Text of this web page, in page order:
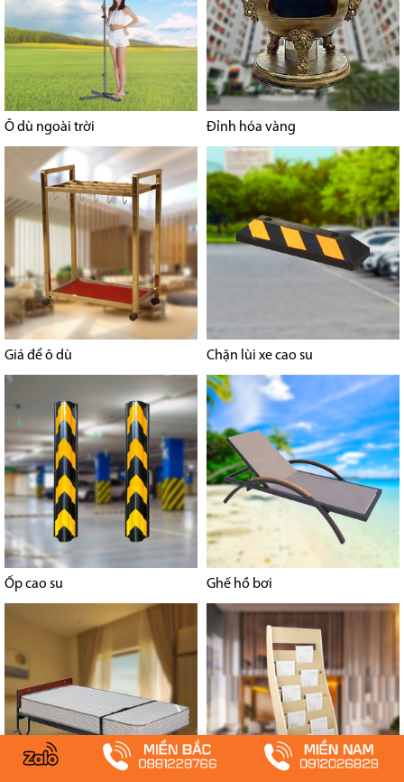
Ô dù ngoài trời Đỉnh hóa vàng
Giá để ô dù Chặn lùi xe cao su
Ốp cao su Ghế hồ bơi